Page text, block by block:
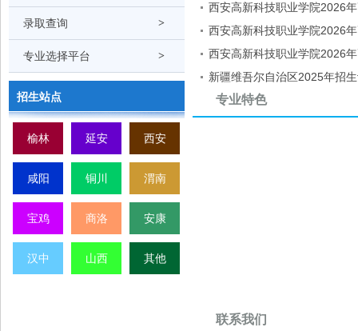
>
录取查询
>
专业选择平台
招生站点
榆林 延安 西安
咸阳 铜川 渭南
宝鸡 商洛 安康
汉中 山西 其他
类）
西安高新科技职业学院2026
大类）
西安高新科技职业学院2026
类）
西安高新科技职业学院2026
类）
新疆维吾尔自治区2025年招
青海省2025年招生计划（招
专业特色
联系我们